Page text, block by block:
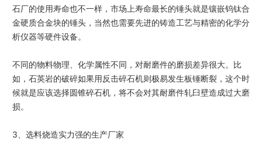
石厂的使用寿命也不一样，市场上寿命最长的锤头就是镶嵌钨钛合
金硬质合金块的锤头，当然也需要先进的铸造工艺与精密的化学分
析仪器等硬件设备。
不同的物料物理、化学属性不同，对耐磨件的磨损差异很大。比
如，石英岩的破碎如果用反击碎石机则极易发生板锤断裂，这个时
候就是应该选择圆锥碎石机，将不会对其耐磨件轧臼壁造成过大磨
损。
3、选料烧造实力强的生产厂家